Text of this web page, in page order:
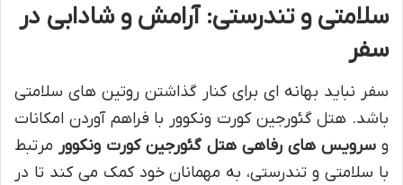
سلامتی و تندرستی: آرامش و شادابی در
سفر
سفر نباید بهانه ای برای کنار گذاشتن روتین های سلامتی
باشد. هتل گئورجین کورت ونکوور با فراهم آوردن امکانات
و سرویس های رفاهی هتل گئورجین کورت ونکوور مرتبط
با سلامتی و تندرستی، به مهمانان خود کمک می کند تا در